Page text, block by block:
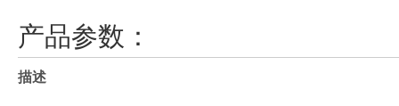
产品参数：
描述